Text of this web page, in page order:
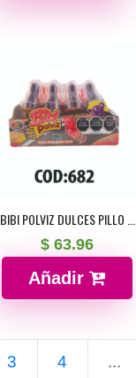
BIBI POLVIZ DULCES PILLO ...
$ 63.96
Añadir
3 4 ...